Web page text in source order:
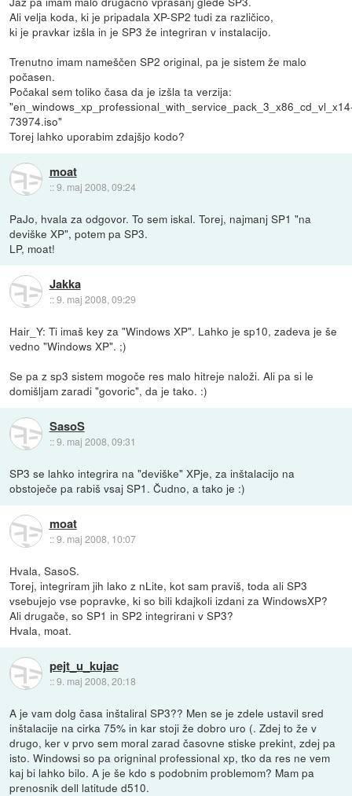
Ali velja koda, ki je pripadala XP-SP2 tudi za različico,
ki je pravkar izšla in je SP3 že integriran v instalacijo.
Trenutno imam nameščen SP2 original, pa je sistem že malo
počasen.
Počakal sem toliko časa da je izšla ta verzija:
73974.iso"
Torej lahko uporabim zdajšjo kodo?
moat
::9. maj 2008, 09:24
PaJo, hvala za odgovor. To sem iskal. Torej, najmanj SP1 "na
deviške XP", potem pa SP3.
LP, moat!
Jakka
::9. maj 2008, 09:29
Hair_Y: Ti imaš key za "Windows XP". Lahko je sp10, zadeva je še
vedno "Windows XP". ;)
Se pa z sp3 sistem mogoče res malo hitreje naloži. Ali pa si le
domišljam zaradi "govoric", da je tako. :)
SasoS
::9. maj 2008, 09:31
SP3 se lahko integrira na "deviške" XPje, za inštalacijo na
obstoječe pa rabiš vsaj SP1. Čudno, a tako je :)
moat
::9. maj 2008, 10:07
Hvala, SasoS.
Torej, integriram jih lako z nLite, kot sam praviš, toda ali SP3
vsebujejo vse popravke, ki so bili kdajkoli izdani za WindowsXP?
Ali drugače, so SP1 in SP2 integrirani v SP3?
Hvala, moat.
pejt_u_kujac
::9. maj 2008, 20:18
A je vam dolg časa inštaliral SP3?? Men se je zdele ustavil sred
inštalacije na cirka 75% in kar stoji že dobro uro (. Zdej to že v
drugo, ker v prvo sem moral zarad časovne stiske prekint, zdej pa
isto. Windowsi so pa origninal professional xp, tko da res ne vem
kaj bi lahko bilo. A je še kdo s podobnim problemom? Mam pa
prenosnik dell latitude d510.